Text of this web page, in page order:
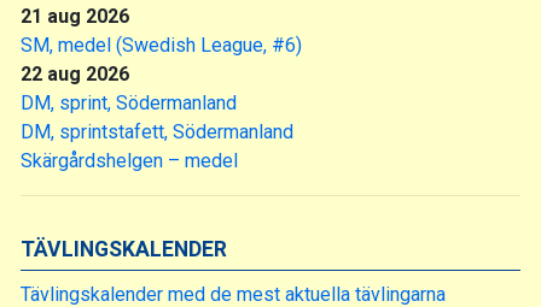
21 aug 2026
SM, medel (Swedish League, #6)
22 aug 2026
DM, sprint, Södermanland
DM, sprintstafett, Södermanland
Skärgårdshelgen – medel
TÄVLINGSKALENDER
Tävlingskalender med de mest aktuella tävlingarna